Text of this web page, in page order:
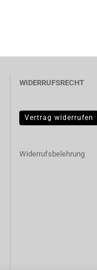
WIDERRUFSRECHT
Vertrag widerrufen
Widerrufsbelehrung